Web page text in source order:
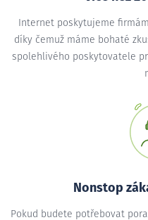
Internet poskytujeme
díky čemuž máme bohaté
spolehlivého poskytovatele
Nonstop
Pokud budete potřebovat